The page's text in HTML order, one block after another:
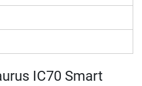
IC70 Smart